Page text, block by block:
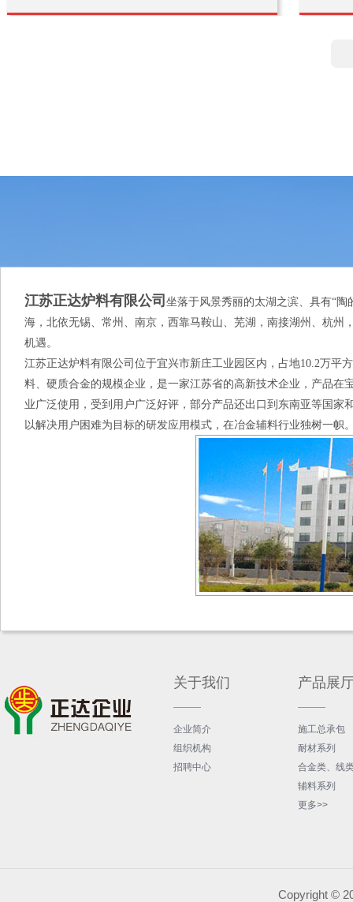
江苏正达炉料有限公司 坐落于风景秀丽的太湖之滨、具有“
海，北依无锡、常州、南京，西靠马鞍山、芜湖，南接湖州、杭
机遇。
江苏正达炉料有限公司位于宜兴市新庄工业园区内，占地10.2万平
料、硬质合金的规模企业，是一家江苏省的高新技术企业，产品在
业广泛使用，受到用户广泛好评，部分产品还出口到东南亚等国
以解决用户困难为目标的研发应用模式，在冶金辅料行业独树一帜
关于我们
企业简介
组织机构
招聘中心
产品展
施工总承包
耐材系列
合金类、线
辅料系列
更多>>
Copyright ©